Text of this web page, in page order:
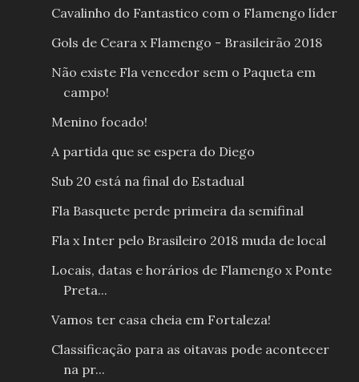
Cavalinho do Fantastico com o Flamengo líder
Gols de Ceara x Flamengo - Brasileirão 2018
Não existe Fla vencedor sem o Paqueta em
campo!
Menino focado!
A partida que se espera do Diego
Sub 20 está na final do Estadual
Fla Basquete perde primeira da semifinal
Fla x Inter pelo Brasileiro 2018 muda de local
Locais, datas e horários de Flamengo x Ponte
Preta...
Vamos ter casa cheia em Fortaleza!
Classificação para as oitavas pode acontecer
na pr...